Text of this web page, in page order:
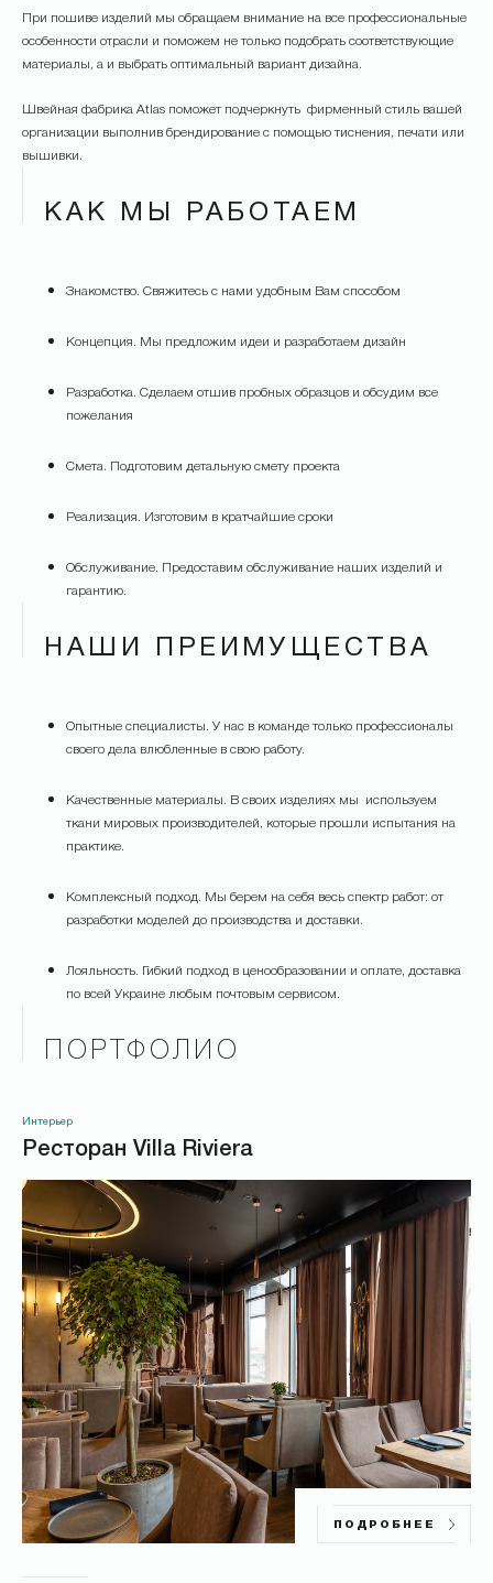
При пошиве изделий мы обращаем внимание на все профессиональные
особенности отрасли и поможем не только подобрать соответствующие
материалы, а и выбрать оптимальный вариант дизайна.
Швейная фабрика Atlas поможет подчеркнуть фирменный стиль вашей
организации выполнив брендирование с помощью тиснения, печати или
вышивки.
КАК МЫ РАБОТАЕМ
Знакомство. Свяжитесь с нами удобным Вам способом
Концепция. Мы предложим идеи и разработаем дизайн
Разработка. Сделаем отшив пробных образцов и обсудим все
пожелания
Смета. Подготовим детальную смету проекта
Реализация. Изготовим в кратчайшие сроки
Обслуживание. Предоставим обслуживание наших изделий и
гарантию.
НАШИ ПРЕИМУЩЕСТВА
Опытные специалисты. У нас в команде только профессионалы
своего дела влюбленные в свою работу.
Качественные материалы. В своих изделиях мы используем
ткани мировых производителей, которые прошли испытания на
практике.
Комплексный подход. Мы берем на себя весь спектр работ: от
разработки моделей до производства и доставки.
Лояльность. Гибкий подход в ценообразовании и оплате, доставка
по всей Украине любым почтовым сервисом.
ПОРТФОЛИО
Интерьер
Ресторан Villa Riviera
ПОДРОБНЕЕ